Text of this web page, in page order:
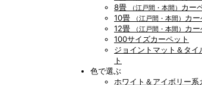
8畳
（江戸間・本間） カー
10畳
（江戸間・本間） カー
12畳
（江戸間・本間） カー
100サイズカーペット
ジョイントマット＆タイ
ト
色で選ぶ
ホワイト＆アイボリー系